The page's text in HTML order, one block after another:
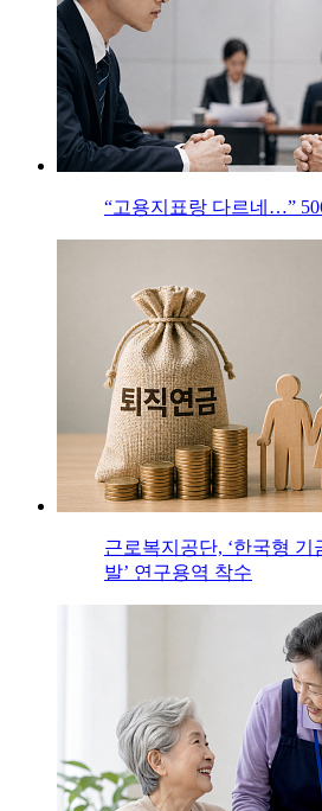
“고용지표랑 다르네…”
근로복지공단, ‘한국형 기
발’ 연구용역 착수